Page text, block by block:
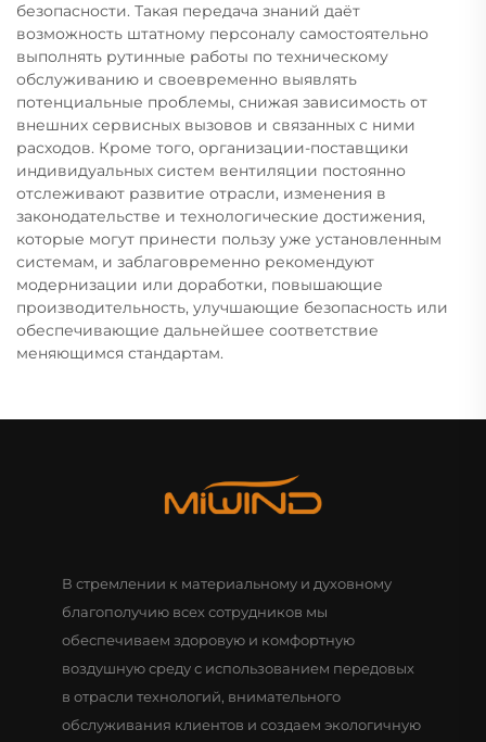
безопасности. Такая передача знаний даёт
возможность штатному персоналу самостоятельно
выполнять рутинные работы по техническому
обслуживанию и своевременно выявлять
потенциальные проблемы, снижая зависимость от
внешних сервисных вызовов и связанных с ними
расходов. Кроме того, организации-поставщики
индивидуальных систем вентиляции постоянно
отслеживают развитие отрасли, изменения в
законодательстве и технологические достижения,
которые могут принести пользу уже установленным
системам, и заблаговременно рекомендуют
модернизации или доработки, повышающие
производительность, улучшающие безопасность или
обеспечивающие дальнейшее соответствие
меняющимся стандартам.
В стремлении к материальному и духовному
благополучию всех сотрудников мы
обеспечиваем здоровую и комфортную
воздушную среду с использованием передовых
в отрасли технологий, внимательного
обслуживания клиентов и создаем экологичную